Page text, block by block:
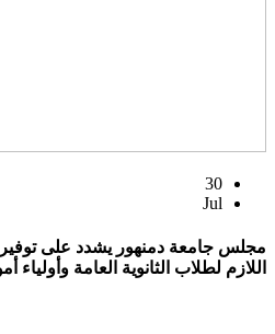
30
Jul
مجلس جامعة دمنهور يشدد على توفير
اللازم لطلاب الثانوية العامة وأولياء